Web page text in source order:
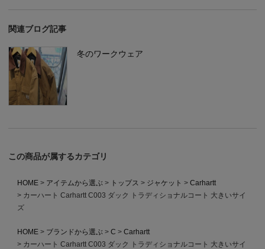
関連ブログ記事
冬のワークウェア
この商品が属するカテゴリ
HOME アイテムから選ぶ トップス ジャケット
Carhartt
カーハート Carhartt C003 ダック トラディショナルコート 大きいサイ
ズ
HOME ブランドから選ぶ C
Carhartt
カーハート Carhartt C003 ダック トラディショナルコート 大きいサイ